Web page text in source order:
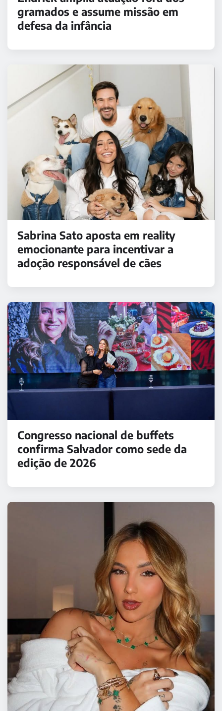
gramados e assume missão em
defesa da infância
Sabrina Sato aposta em reality
emocionante para incentivar a
adoção responsável de cães
Congresso nacional de buffets
confirma Salvador como sede da
edição de 2026